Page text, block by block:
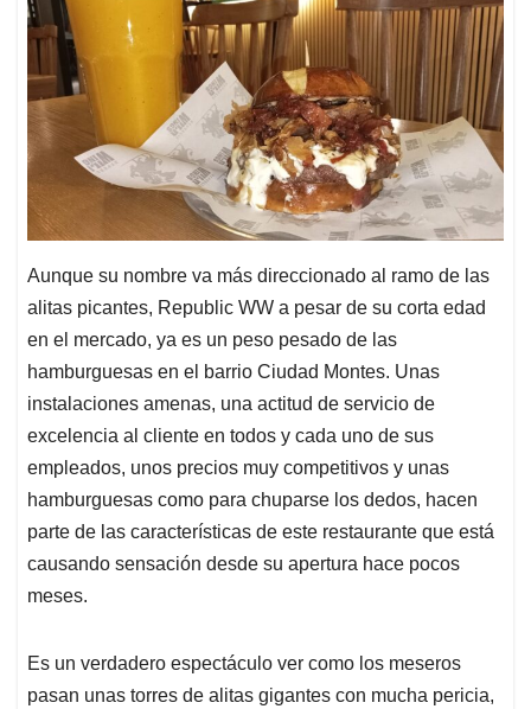
Aunque su nombre va más direccionado al ramo de las
alitas picantes, Republic WW a pesar de su corta edad
en el mercado, ya es un peso pesado de las
hamburguesas en el barrio Ciudad Montes. Unas
instalaciones amenas, una actitud de servicio de
excelencia al cliente en todos y cada uno de sus
empleados, unos precios muy competitivos y unas
hamburguesas como para chuparse los dedos, hacen
parte de las características de este restaurante que está
causando sensación desde su apertura hace pocos
meses.
Es un verdadero espectáculo ver como los meseros
pasan unas torres de alitas gigantes con mucha pericia,